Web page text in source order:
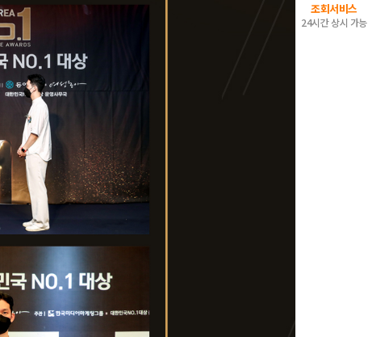
조회서비스
24시간 상시 가능